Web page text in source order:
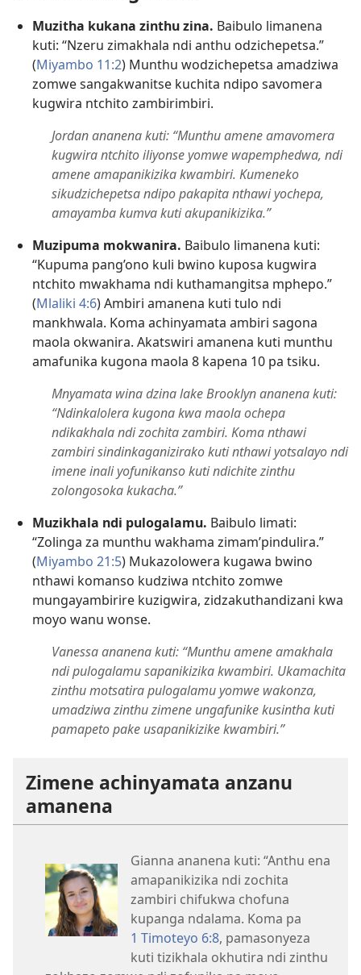
Muzitha kukana zinthu zina. Baibulo limanena
kuti: “Nzeru zimakhala ndi anthu odzichepetsa.”
(Miyambo 11:2) Munthu wodzichepetsa amadziwa
zomwe sangakwanitse kuchita ndipo savomera
kugwira ntchito zambirimbiri.
Jordan ananena kuti: “Munthu amene amavomera
kugwira ntchito iliyonse yomwe wapemphedwa, ndi
amene amapanikizika kwambiri. Kumeneko
sikudzichepetsa ndipo pakapita nthawi yochepa,
amayamba kumva kuti akupanikizika.”
Muzipuma mokwanira. Baibulo limanena kuti:
“Kupuma pang’ono kuli bwino kuposa kugwira
ntchito mwakhama ndi kuthamangitsa mphepo.”
(Mlaliki 4:6) Ambiri amanena kuti tulo ndi
mankhwala. Koma achinyamata ambiri sagona
maola okwanira. Akatswiri amanena kuti munthu
amafunika kugona maola 8 kapena 10 pa tsiku.
Mnyamata wina dzina lake Brooklyn ananena kuti:
“Ndinkalolera kugona kwa maola ochepa
ndikakhala ndi zochita zambiri. Koma nthawi
zambiri sindinkaganizirako kuti nthawi yotsalayo ndi
imene inali yofunikanso kuti ndichite zinthu
zolongosoka kukacha.”
Muzikhala ndi pulogalamu. Baibulo limati:
“Zolinga za munthu wakhama zimam’pindulira.”
(Miyambo 21:5) Mukazolowera kugawa bwino
nthawi komanso kudziwa ntchito zomwe
mungayambirire kuzigwira, zidzakuthandizani kwa
moyo wanu wonse.
Vanessa ananena kuti: “Munthu amene amakhala
ndi pulogalamu sapanikizika kwambiri. Ukamachita
zinthu motsatira pulogalamu yomwe wakonza,
umadziwa zinthu zimene ungafunike kusintha kuti
pamapeto pake usapanikizike kwambiri.”
Zimene achinyamata anzanu
amanena
Gianna ananena kuti: “Anthu ena
amapanikizika ndi zochita
zambiri chifukwa chofuna
kupanga ndalama. Koma pa
1 Timoteyo 6:8, pamasonyeza
kuti tizikhala okhutira ndi zinthu